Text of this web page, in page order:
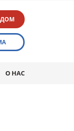
О НАС